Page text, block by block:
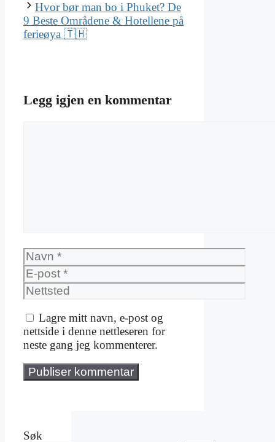
Hvor bør man bo i Phuket? De
9 Beste Områdene & Hotellene på
ferieøya 🇹🇭
Legg igjen en kommentar
Navn
E-
post
Nettsted
Lagre mitt navn, e-post og
nettside i denne nettleseren for
neste gang jeg kommenterer.
Søk